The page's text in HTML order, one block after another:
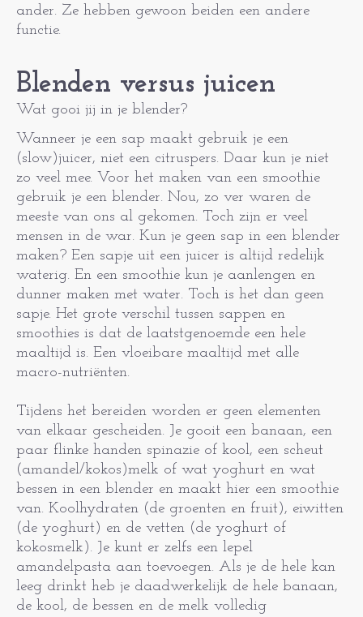
ander. Ze hebben gewoon beiden een andere
functie.
Blenden versus juicen
Wat gooi jij in je blender?
Wanneer je een sap maakt gebruik je een
(slow)juicer, niet een citruspers. Daar kun je niet
zo veel mee. Voor het maken van een smoothie
gebruik je een blender. Nou, zo ver waren de
meeste van ons al gekomen. Toch zijn er veel
mensen in de war. Kun je geen sap in een blender
maken? Een sapje uit een juicer is altijd redelijk
waterig. En een smoothie kun je aanlengen en
dunner maken met water. Toch is het dan geen
sapje. Het grote verschil tussen sappen en
smoothies is dat de laatstgenoemde een hele
maaltijd is. Een vloeibare maaltijd met alle
macro-nutriënten.
Tijdens het bereiden worden er geen elementen
van elkaar gescheiden. Je gooit een banaan, een
paar flinke handen spinazie of kool, een scheut
(amandel/kokos)melk of wat yoghurt en wat
bessen in een blender en maakt hier een smoothie
van. Koolhydraten (de groenten en fruit), eiwitten
(de yoghurt) en de vetten (de yoghurt of
kokosmelk). Je kunt er zelfs een lepel
amandelpasta aan toevoegen. Als je de hele kan
leeg drinkt heb je daadwerkelijk de hele banaan,
de kool, de bessen en de melk volledig